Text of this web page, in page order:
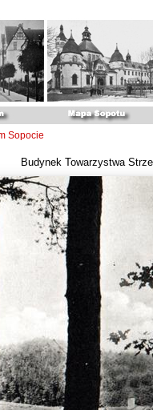
Sopocie
Budynek Towarzystwa